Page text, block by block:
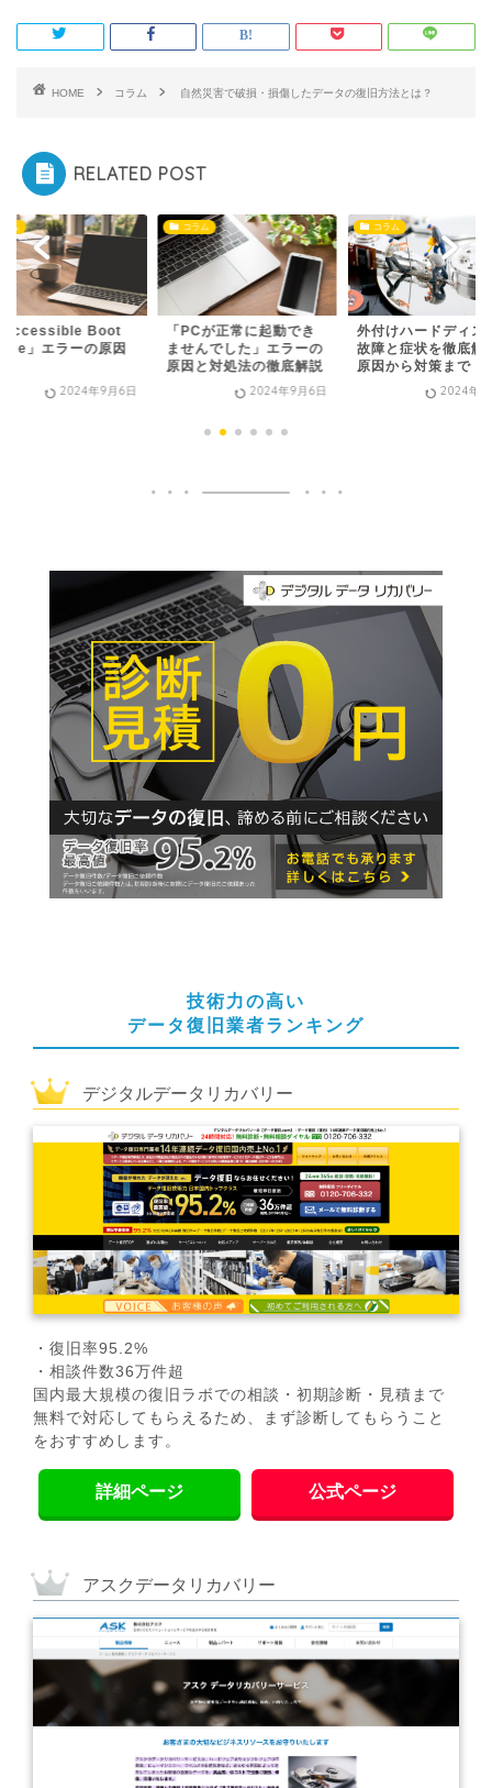
HOME コラム 自然災害で破損・損傷したデータの復旧方法とは？
RELATED POST
ラム
Boot
」エラーの原因
2024年9月6日
コラム
「PCが正常に起動でき
ませんでした」エラーの
原因と対処法の徹底解説
2024年9月6日
コラム
外付けハードディス
故障と症状を徹底解
原因から対策まで
2024年9
技術力の高い
データ復旧業者ランキング
デジタルデータリカバリー
・復旧率95.2%
・相談件数36万件超
国内最大規模の復旧ラボでの相談・初期診断・見積まで
無料で対応してもらえるため、まず診断してもらうこと
をおすすめします。
詳細ページ 公式ページ
アスクデータリカバリー